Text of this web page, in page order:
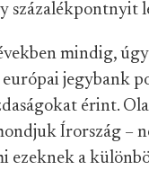
százalékpontnyit
mindig,
jegybank
érint.
Írország –
a